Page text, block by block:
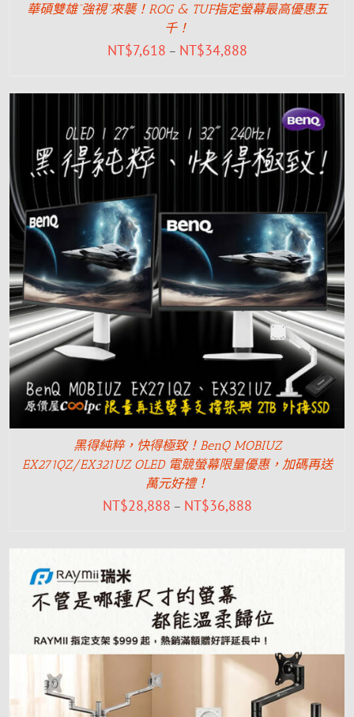
華碩雙雄”強視”來襲！ROG & TUF指定螢幕最高優惠五
千！
NT$7,618 – NT$34,888
黑得純粹，快得極致！BenQ MOBIUZ
EX271QZ/EX321UZ OLED 電競螢幕限量優惠，加碼再送
萬元好禮！
NT$28,888 – NT$36,888